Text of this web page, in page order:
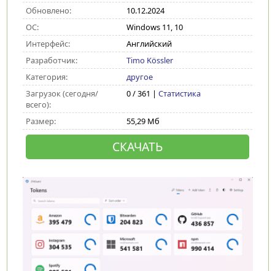
Обновлено:
10.12.2024
ОС:
Windows 11, 10
Интерфейс:
Английский
Разработчик:
Timo Kössler
Категория:
другое
Загрузок (сегодня/
всего):
0 / 361 | Статистика
Размер: 55,29 Мб
СКАЧАТЬ